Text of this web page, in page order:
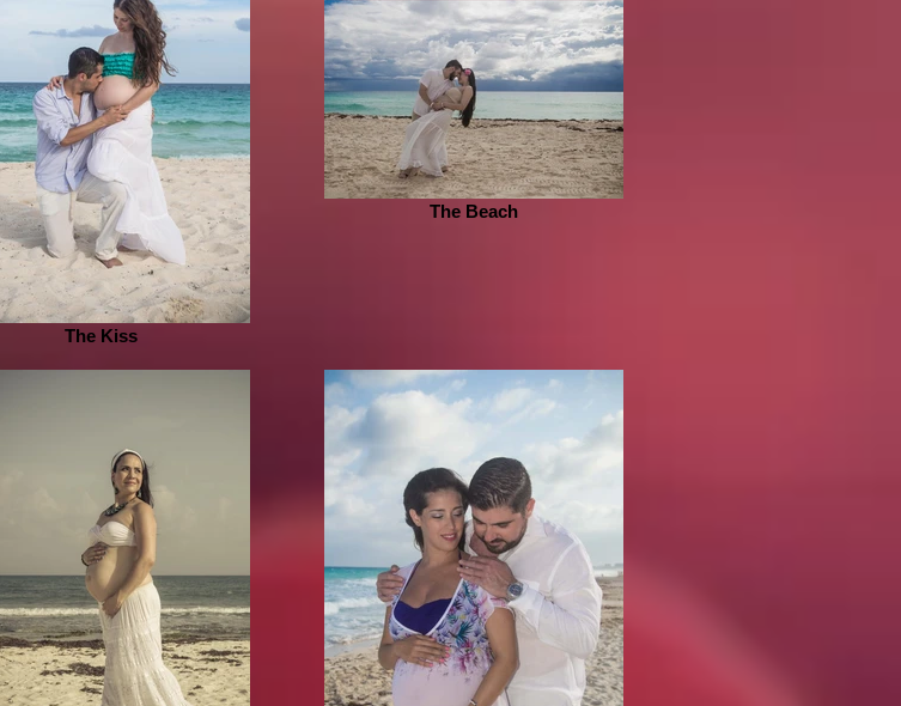
The Kiss
The Beach